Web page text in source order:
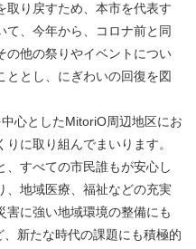
取り戻すため、本市を代表す
て、今年から、コロナ前と同
の他の祭りやイベントについ
ととし、にぎわいの回復を図
心としたMitoriO周辺地区にお
に取り組んでまいります。
、すべての市民誰もが安心し
、地域医療、福祉などの充実
害に強い地域環境の整備にも
新たな時代の課題にも積極的